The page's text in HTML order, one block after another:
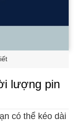
lượng pin
có thể kéo dài